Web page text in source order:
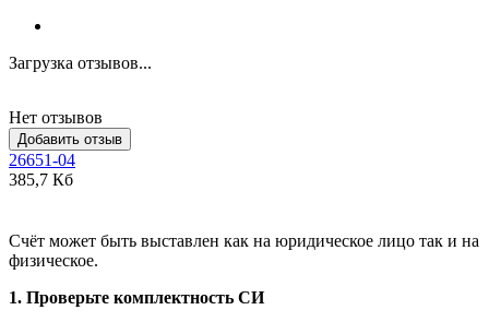
Загрузка отзывов...
Нет отзывов
Добавить отзыв
26651-04
385,7 Кб
Счёт может быть выставлен как на юридическое лицо так и на
физическое.
1. Проверьте комплектность СИ